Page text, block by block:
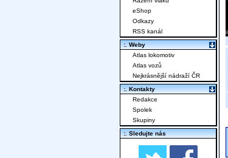
eShop
Odkazy
RSS kanál
:. Weby
Atlas lokomotiv
Atlas vozů
Nejkrásnější nádraží ČR
:. Kontakty
Redakce
Spolek
Skupiny
:. Sledujte nás